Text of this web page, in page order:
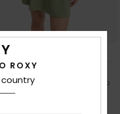
2
Expedition Solid
estilo t-shirt amarrado
Mulher
ROXY